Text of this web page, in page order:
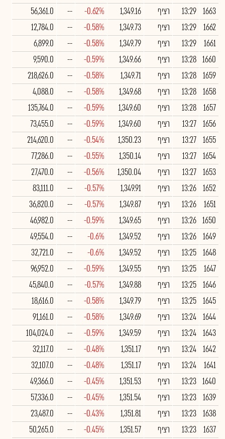
1663
13:29 רציף 1,349.16
-0.62%
--
56,361.0
1662
13:29 רציף 1,349.73
-0.58%
--
12,784.0
1661
13:29 רציף 1,349.79
-0.58%
--
6,899.0
1660
13:28 רציף 1,349.66
-0.59%
--
9,590.0
1659
13:28 רציף 1,349.71
-0.58%
--
218,626.0
1658
13:28 רציף 1,349.68
-0.58%
--
4,088.0
1657
13:28 רציף 1,349.60
-0.59%
--
135,764.0
1656
13:27 רציף 1,349.60
-0.59%
--
73,455.0
1655
13:27 רציף 1,350.23
-0.54%
--
214,620.0
1654
13:27 רציף 1,350.14
-0.55%
--
77,286.0
1653
13:27 רציף 1,350.04
-0.56%
--
27,470.0
1652
13:26 רציף 1,349.91
-0.57%
--
83,111.0
1651
13:26 רציף 1,349.87
-0.57%
--
36,820.0
1650
13:26 רציף 1,349.65
-0.59%
--
46,982.0
1649
13:26 רציף 1,349.52
-0.6%
--
49,554.0
1648
13:25 רציף 1,349.52
-0.6%
--
32,721.0
1647
13:25 רציף 1,349.55
-0.59%
--
96,952.0
1646
13:25 רציף 1,349.88
-0.57%
--
45,840.0
1645
13:25 רציף 1,349.79
-0.58%
--
18,616.0
1644
13:24 רציף 1,349.69
-0.58%
--
91,161.0
1643
13:24 רציף 1,349.59
-0.59%
--
104,024.0
1642
13:24 רציף 1,351.17
-0.48%
--
32,117.0
1641
13:24 רציף 1,351.17
-0.48%
--
32,107.0
1640
13:23 רציף 1,351.53
-0.45%
--
49,366.0
1639
13:23 רציף 1,351.54
-0.45%
--
57,336.0
1638
13:23 רציף 1,351.81
-0.43%
--
23,487.0
1637
13:23 רציף 1,351.57
-0.45%
--
50,265.0